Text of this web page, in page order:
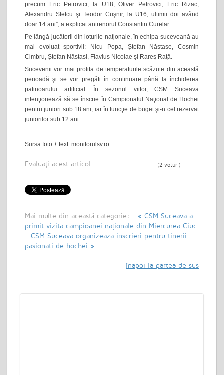
precum Eric Petrovici, la U18, Oliver Petrovici, Eric Rizac,
Alexandru Sfetcu şi Teodor Cuşnir, la U16, ultimii doi având
doar 14 ani”, a explicat antrenorul Constantin Curelar.
Pe lângă jucătorii din loturile naţionale, în echipa suceveană au
mai evoluat sportivii: Nicu Popa, Ștefan Năstase, Cosmin
Cimbru, Ștefan Năstasi, Flavius Nicolae şi Rareş Raţă.
Sucevenii vor mai profita de temperaturile scăzute din această
perioadă şi se vor pregăti în continuare până la închiderea
patinoarului artificial. În sezonul viitor, CSM Suceava
intenţionează să se înscrie în Campionatul Naţional de Hochei
pentru juniori sub 18 ani, iar în funcţie de buget şi-n cel rezervat
juniorilor sub 12 ani.
Sursa foto + text: monitorulsv.ro
Evaluaţi acest articol (2 voturi)
Mai multe din această categorie:
« CSM Suceava a
primit vizita campioanei naționale din Miercurea Ciuc
CSM Suceava organizeaza inscrieri pentru tinerii
pasionati de hochei »
înapoi la partea de sus